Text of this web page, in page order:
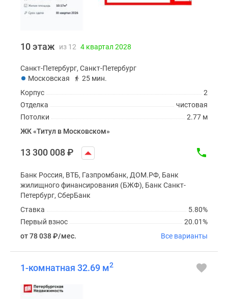
10 этаж из 12 4 квартал 2028
Санкт-Петербург, Санкт-Петербург
Московская
25 мин.
2
Корпус
чистовая
Отделка
2.77 м
Потолки
ЖК «Титул в Московском»
13 300 008₽
Банк Россия, ВТБ, Газпромбанк, ДОМ.РФ, Банк
жилищного финансирования (БЖФ), Банк Санкт-
Петербург, СберБанк
5.80%
Ставка
20.01%
Первый взнос
от 78 038₽/мес. Все варианты
1-комнатная 32.69 м2